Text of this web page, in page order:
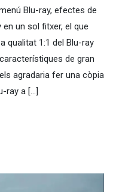
Blu-ray, efectes de
un sol fitxer, el que
qualitat 1:1 del Blu-ray
de gran
agradaria fer una còpia
ray a […]